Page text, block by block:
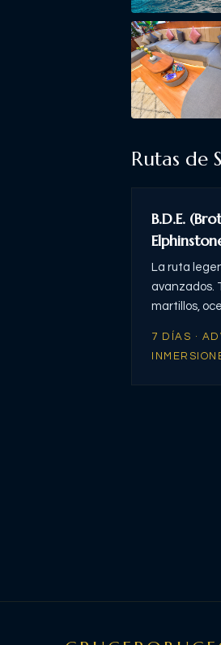
Rutas de
B.D.E.
La ruta
avanzados.
martillos,
7 DÍAS ·